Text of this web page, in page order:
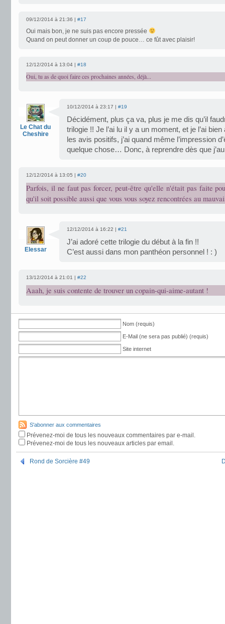
09/12/2014 à 21:36 | #17
Oui mais bon, je ne suis pas encore pressée
Quand on peut donner un coup de pouce… ce fût avec plaisir!
12/12/2014 à 13:04 | #18
Oui, tu as de quoi faire ces prochaines années, déjà...
Le Chat du
Cheshire
10/12/2014 à 23:17 | #19
Décidément, plus ça va, plus je me dis qu’il
trilogie !! Je l’ai lu il y a un moment, et je l’ai
les avis positifs, j’ai quand même l’impression
quelque chose… Donc, à reprendre dès que
12/12/2014 à 13:05 | #20
Parfois, il ne faut pas forcer, peut-être qu'elle n'était pas faite
qu'il soit possible aussi que vous vous soyez rencontrées au
Elessar
12/12/2014 à 16:22 | #21
J’ai adoré cette trilogie du début à la fin !!
C’est aussi dans mon panthéon personnel ! : )
13/12/2014 à 21:01 | #22
Aaah, je suis contente de trouver un copain-qui-aime-autant !
Nom (requis)
E-Mail (ne sera pas publié) (requis)
Site internet
S'abonner aux commentaires
Prévenez-moi de tous les nouveaux commentaires par e-mail.
Prévenez-moi de tous les nouveaux articles par email.
Rond de Sorcière #49